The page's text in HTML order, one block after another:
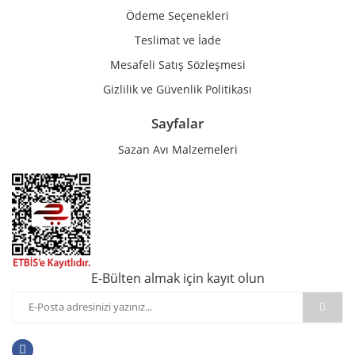
Ödeme Seçenekleri
Teslimat ve İade
Mesafeli Satış Sözleşmesi
Gizlilik ve Güvenlik Politikası
Sayfalar
Sazan Avı Malzemeleri
E-Bülten almak için kayıt olun